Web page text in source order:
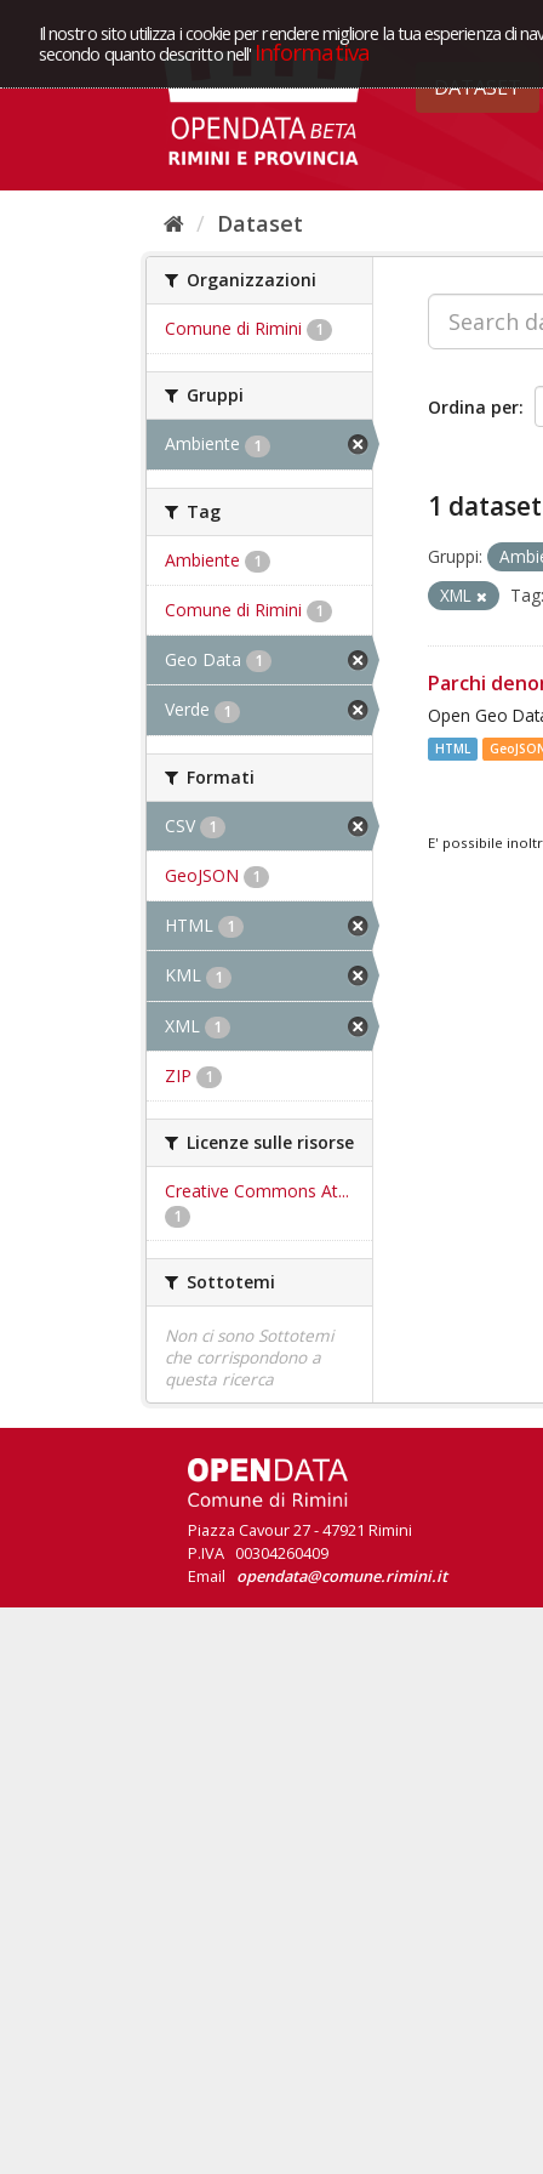
Il nostro sito utilizza i cookie per rendere migliore la tua esperienza di
secondo quanto descritto nell' Informativa
DATASET
Dataset
Organizzazioni
Comune di Rimini 1
Gruppi
Ambiente 1
Tag
Ambiente 1
Comune di Rimini 1
Geo Data 1
Verde 1
Formati
CSV 1
GeoJSON 1
HTML 1
KML 1
XML 1
ZIP 1
Licenze sulle risorse
Creative Commons At...
1
Sottotemi
Non ci sono Sottotemi
che corrispondono a
questa ricerca
Ordina per
1
Gruppi:
XML
Tag:
Parchi
Open Geo
HTML
E' possibile
Piazza Cavour 27 - 47921 Rimini
P.IVA 00304260409
Email opendata@comune.rimini.it